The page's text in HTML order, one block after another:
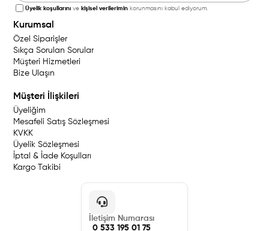
Üyelik koşullarını ve kişisel verilerimin korunmasını kabul ediyorum.
Kurumsal
Özel Siparişler
Sıkça Sorulan Sorular
Müşteri Hizmetleri
Bize Ulaşın
Müşteri İlişkileri
Üyeliğim
Mesafeli Satış Sözleşmesi
KVKK
Üyelik Sözleşmesi
İptal & İade Koşulları
Kargo Takibi
İletişim Numarası
0 533 195 01 75